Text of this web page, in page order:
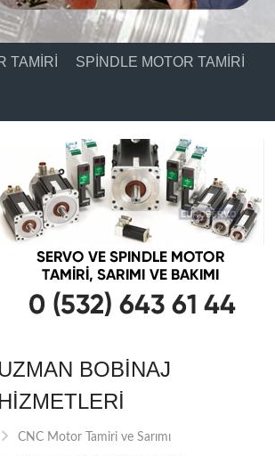
TAMIRI SPINDLE MOTOR TAMIRI
BOBINAJ
HIZMETLERI
CNC Motor Tamiri ve Sarımı